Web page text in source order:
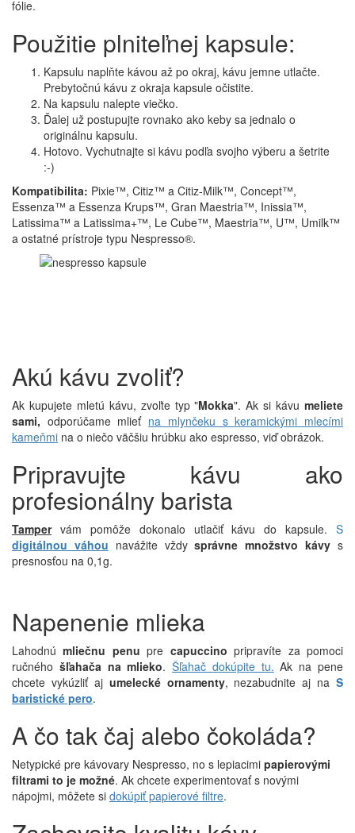
fólie.
Použitie plniteľnej kapsule:
Kapsulu naplňte kávou až po okraj, kávu jemne utlačte.
Prebytočnú kávu z okraja kapsule očistite.
Na kapsulu nalepte viečko.
Ďalej už postupujte rovnako ako keby sa jednalo o
originálnu kapsulu.
Hotovo. Vychutnajte si kávu podľa svojho výberu a šetrite
:-)
Kompatibilita: Pixie™, Citiz™ a Citiz-Milk™, Concept™,
Essenza™ a Essenza Krups™, Gran Maestria™, Inissia™,
Latissima™ a Latissima+™, Le Cube™, Maestria™, U™, Umilk™
a ostatné prístroje typu Nespresso®.
Akú kávu zvoliť?
Ak kupujete mletú kávu, zvoľte typ "Mokka". Ak si kávumeliete
sami, odporúčame mlieť na mlynčeku s keramickými mlecími
kameňmi na o niečo väčšiu hrúbku ako espresso, viď obrázok.
Pripravujte kávu ako
profesionálny barista
Tampervám pomôže dokonalo utlačiť kávu do kapsule. S
digitálnou váhou navážite vždysprávne množstvo kávy s
presnosťou na 0,1g.
Napenenie mlieka
Lahodnúmliečnu penu pre capuccino pripravíte za pomoci
ručného šľahača na mlieko.Šľahač dokúpite tu. Ak na pene
chcete vykúzliť aj umelecké ornamenty, nezabudnite aj na S
baristické pero.
A čo tak čaj alebo čokoláda?
Netypické pre kávovary Nespresso, no s lepiacimi papierovými
filtrami to je možné. Ak chcete experimentovať s novými
nápojmi, môžete si dokúpiť papierové filtre.